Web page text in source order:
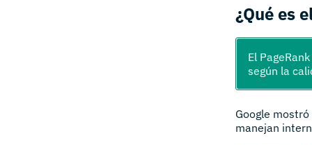
¿Qué es
El
según la
Google
manejan